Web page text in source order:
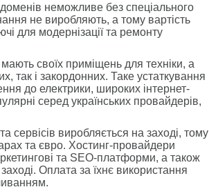
неможливе без спеціального
не виробляють, а тому вартість
для модернізації та ремонту
своїх приміщень для техніки, а
так і закордонних. Таке устаткування
до електрики, широких інтернет-
серед українських провайдерів,
сервісів виробляється на заході, тому
та євро. Хостинг-провайдери
та SEO-платформи, а також
Оплата за їхнє використання